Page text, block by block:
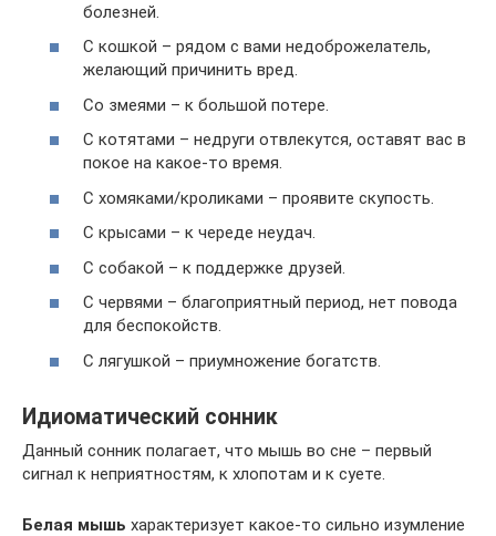
болезней.
С кошкой – рядом с вами недоброжелатель,
желающий причинить вред.
Со змеями – к большой потере.
С котятами – недруги отвлекутся, оставят вас в
покое на какое-то время.
С хомяками/кроликами – проявите скупость.
С крысами – к череде неудач.
С собакой – к поддержке друзей.
С червями – благоприятный период, нет повода
для беспокойств.
С лягушкой – приумножение богатств.
Идиоматический сонник
Данный сонник полагает, что мышь во сне – первый
сигнал к неприятностям, к хлопотам и к суете.
Белая мышь характеризует какое-то сильно изумление